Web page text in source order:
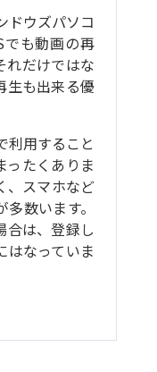
ドウズパソコ
も動画の再
れだけではな
生も出来る優
利用すること
ったくありま
、スマホなど
数います。
合は、登録し
はなっていま